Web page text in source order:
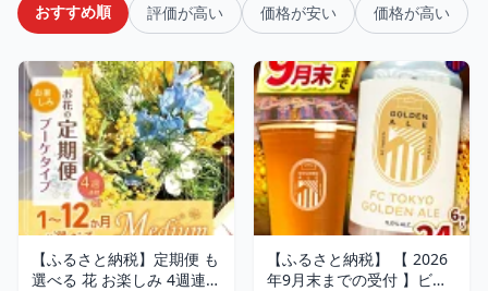
おすすめ順 評価が高い 価格が安い 価格が高い
【ふるさと納税】定期便 も
選べる 花 お楽しみ 4週連続
【ふるさと納税】 【 2026
年9月末までの受付 】ビー